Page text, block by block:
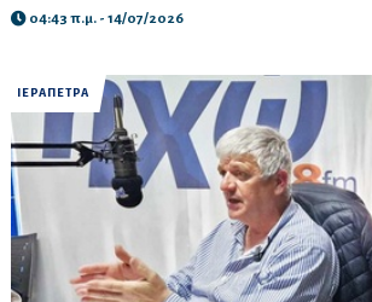
04:43 π.μ. - 14/07/2026
ΙΕΡΑΠΕΤΡΑ